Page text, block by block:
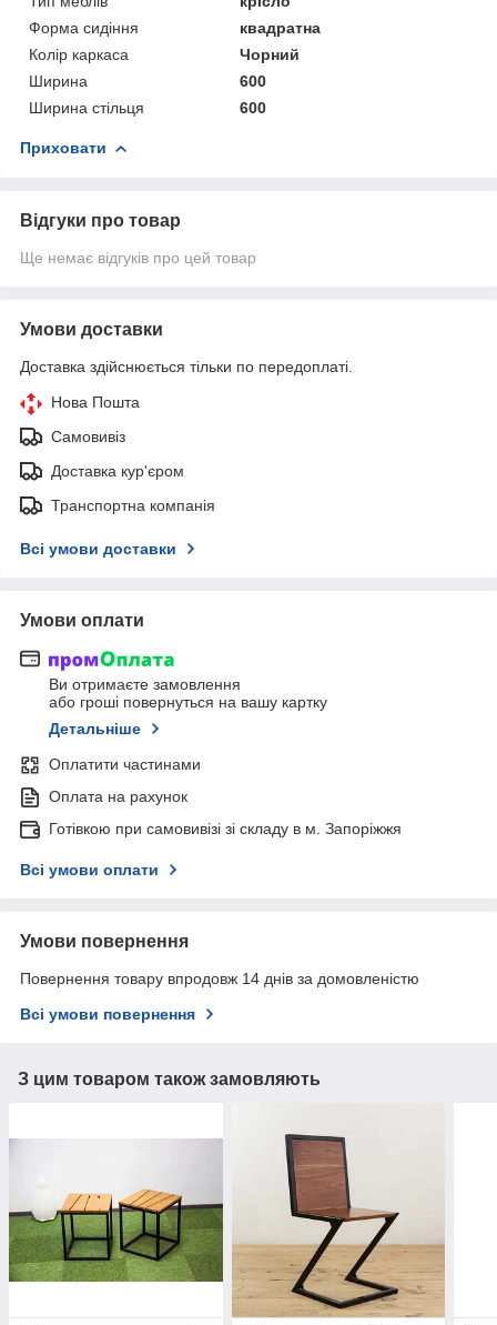
Форма сидіння
квадратна
Колір каркаса
Чорний
Ширина
600
Ширина стільця
600
Приховати
Відгуки про товар
Ще немає відгуків про цей товар
Умови доставки
Доставка здійснюється тільки по передоплаті.
Нова Пошта
Самовивіз
Доставка кур'єром
Транспортна компанія
Всі умови доставки
Умови оплати
Ви отримаєте замовлення
або гроші повернуться на вашу картку
Детальніше
Оплатити частинами
Оплата на рахунок
Готівкою при самовивізі зі складу в м. Запоріжжя
Всі умови оплати
Умови повернення
Повернення товару впродовж 14 днів за домовленістю
Всі умови повернення
З цим товаром також замовляють